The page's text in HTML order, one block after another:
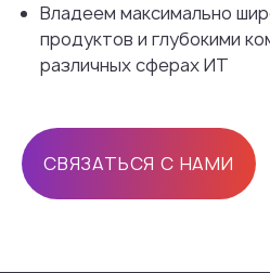
Владеем максимально
продуктов и глубокими
различных сферах ИТ
СВЯЗАТЬСЯ С НАМИ